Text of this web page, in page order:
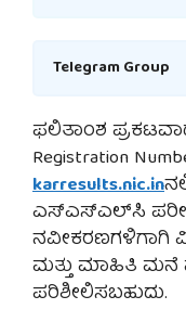
Telegram Group
ಫಲಿತಾಂಶ
Registration
karresults.nic.in
ಎಸ್‌ಎಸ್‌ಎಲ್‌ಸಿ
ನವೀಕರಣಗಳಿಗಾಗಿ
ಮತ್ತು ಮಾಹಿತಿ ಮನೆ
ಪರಿಶೀಲಿಸಬಹುದು.